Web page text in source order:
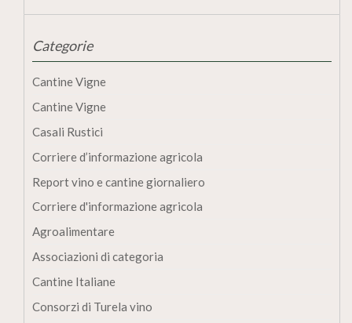
Categorie
Cantine Vigne
Cantine Vigne
Casali Rustici
Corriere d’informazione agricola
Report vino e cantine giornaliero
Corriere d'informazione agricola
Agroalimentare
Associazioni di categoria
Cantine Italiane
Consorzi di Turela vino